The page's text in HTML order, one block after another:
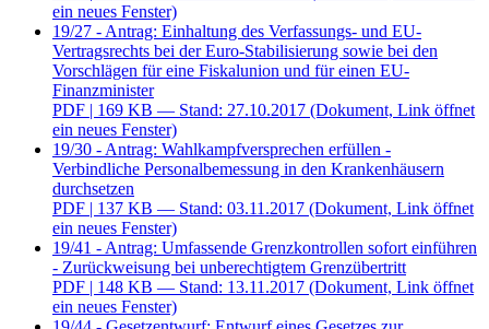
ein neues Fenster)
19/27 - Antrag: Einhaltung des Verfassungs- und EU-
Vertragsrechts bei der Euro-Stabilisierung sowie bei den
Vorschlägen für eine Fiskalunion und für einen EU-
Finanzminister
PDF | 169 KB — Stand: 27.10.2017 (Dokument, Link öffnet
ein neues Fenster)
19/30 - Antrag: Wahlkampfversprechen erfüllen -
Verbindliche Personalbemessung in den Krankenhäusern
durchsetzen
PDF | 137 KB — Stand: 03.11.2017 (Dokument, Link öffnet
ein neues Fenster)
19/41 - Antrag: Umfassende Grenzkontrollen sofort einführen
- Zurückweisung bei unberechtigtem Grenzübertritt
PDF | 148 KB — Stand: 13.11.2017 (Dokument, Link öffnet
ein neues Fenster)